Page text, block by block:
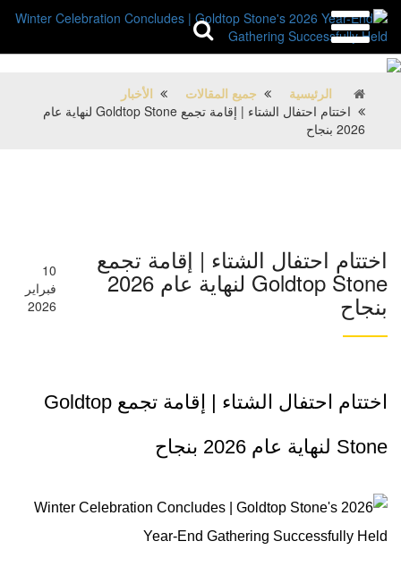
الرئيسية جميع المقالات
الأخبار
اختتام احتفال الشتاء | إقامة تجمع Goldtop Stone لنهاية عام
2026 بنجاح
اختتام احتفال الشتاء | إقامة تجمع
Goldtop Stone لنهاية عام 2026
بنجاح
10
فبراير
2026
اختتام احتفال الشتاء | إقامة تجمع Goldtop
Stone لنهاية عام 2026 بنجاح